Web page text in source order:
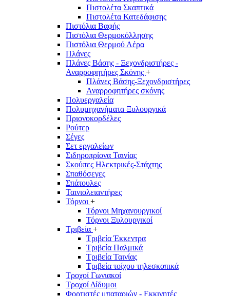
Πιστολέτα Σκαπτικά
Πιστολέτα Κατεδάφισης
Πιστόλια Βαφής
Πιστόλια Θερμοκόλλησης
Πιστόλια Θερμού Αέρα
Πλάνες
Πλάνες Βάσης - Ξεχονδριστήρες -
Αναρροφητήρες Σκόνης +
Πλάνες Βάσης-Ξεχονδριστήρες
Αναρροφητήρες σκόνης
Πολυεργαλεία
Πολυμηχανήματα Ξυλουργικά
Πριονοκορδέλες
Ρούτερ
Σέγες
Σετ εργαλείων
Σιδηροπρίονα Ταινίας
Σκούπες Ηλεκτρικές-Στάχτης
Σπαθόσεγες
Σπάτουλες
Ταινιολειαντήρες
Τόρνοι +
Τόρνοι Μηχανουργικοί
Τόρνοι Ξυλουργικοί
Τριβεία +
Τριβεία Έκκεντρα
Τριβεία Παλμικά
Τριβεία Ταινίας
Τριβεία τοίχου τηλεσκοπικά
Τροχοί Γωνιακοί
Τροχοί Δίδυμοι
Φορτιστές μπαταριών - Εκκινητές